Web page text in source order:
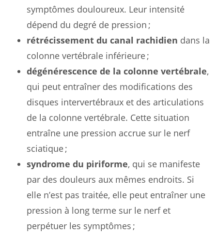
symptômes douloureux. Leur intensité
dépend du degré de pression ;
rétrécissement du canal rachidien dans la
colonne vertébrale inférieure ;
dégénérescence de la colonne vertébrale,
qui peut entraîner des modifications des
disques intervertébraux et des articulations
de la colonne vertébrale. Cette situation
entraîne une pression accrue sur le nerf
sciatique ;
syndrome du piriforme, qui se manifeste
par des douleurs aux mêmes endroits. Si
elle n’est pas traitée, elle peut entraîner une
pression à long terme sur le nerf et
perpétuer les symptômes ;